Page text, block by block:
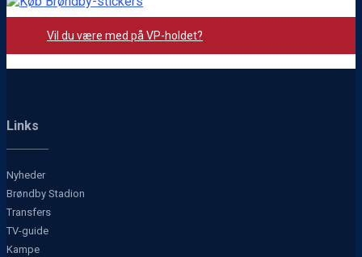
Vil du være med på VP-holdet?
Links
Nyheder
Brøndby Stadion
Transfers
TV-guide
Kampe